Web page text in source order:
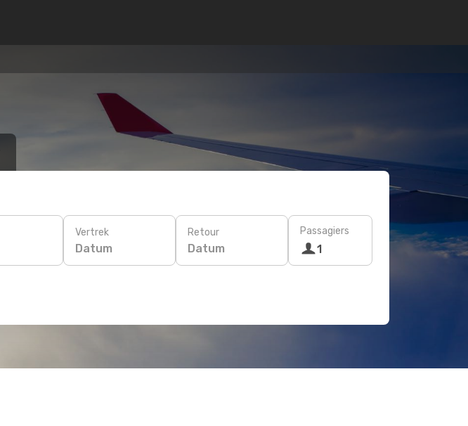
Vertrek
Datum
Retour
Datum
Passagiers
1